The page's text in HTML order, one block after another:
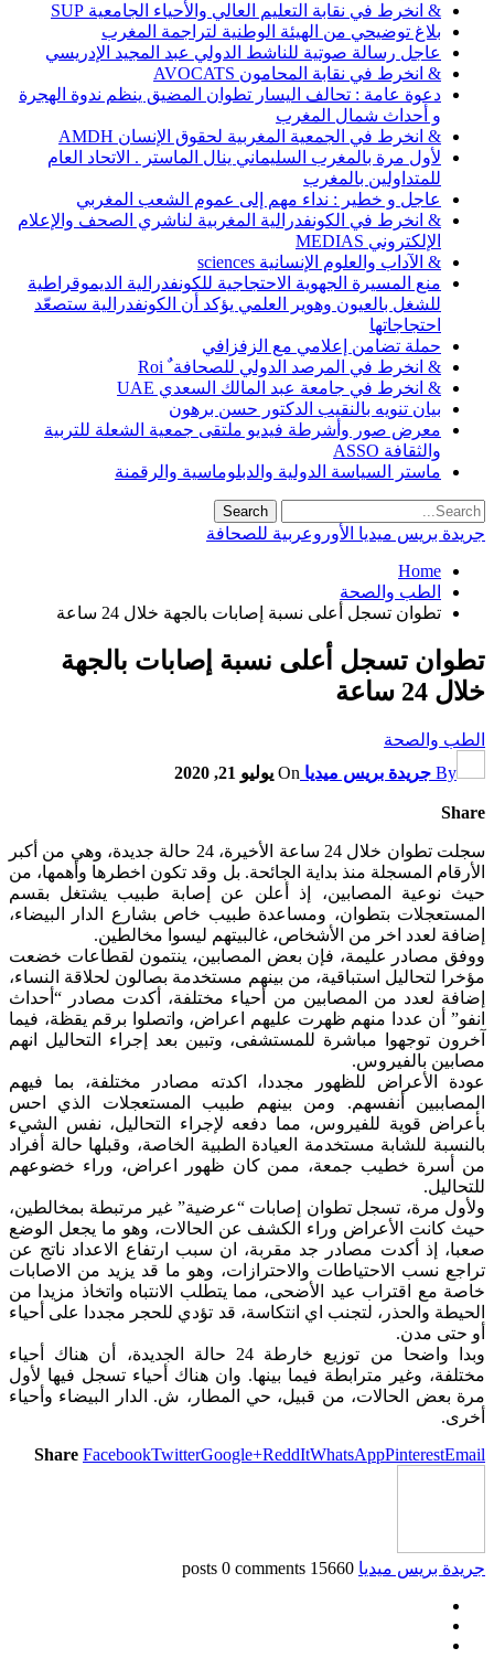
& انخرط في نقابة التعليم العالي والأحياء الجامعية SUP
بلاغ توضيحي من الهيئة الوطنية لتراجمة المغرب
عاجل رسالة صوتية للناشط الدولي عبد المجيد الإدريسي
& انخرط في نقابة المحامون AVOCATS
دعوة عامة : تحالف اليسار تطوان المضيق ينظم ندوة الهجرة
و أحداث شمال المغرب
& انخرط في الجمعية المغربية لحقوق الإنسان AMDH
لأول مرة بالمغرب السليماني ينال الماستر . الاتحاد العام
للمتداولين بالمغرب
عاجل و خطير : نداء مهم إلى عموم الشعب المغربي
& انخرط في الكونفدرالية المغربية لناشري الصحف والإعلام
الإلكتروني MEDIAS
& الآداب والعلوم الإنسانية sciences
منع المسيرة الجهوية الاحتجاجية للكونفدرالية الديموقراطية
للشغل بالعيون وهوير العلمي يؤكد أن الكونفدرالية ستصعّد
احتجاجاتها
حملة تضامن إعلامي مع الزفزافي
& انخرط في المرصد الدولي للصحافة ٌ Roi
& انخرط في جامعة عبد المالك السعدي UAE
بيان تنويه بالنقيب الدكتور حسن برهون
معرض صور وأشرطة فيديو ملتقى جمعية الشعلة للتربية
والثقافة ASSO
ماستر السياسة الدولية والدبلوماسية والرقمنة
جريدة بريس ميديا الأوروعربية للصحافة
Home
الطب والصحة
تطوان تسجل أعلى نسبة إصابات بالجهة خلال 24 ساعة
تطوان تسجل أعلى نسبة إصابات بالجهة
خلال 24 ساعة
الطب والصحة
By جريدة بريس ميديا On يوليو 21, 2020
Share
سجلت تطوان خلال 24 ساعة الأخيرة، 24 حالة جديدة، وهي من أكبر
الأرقام المسجلة منذ بداية الجائحة. بل وقد تكون اخطرها وأهمها، من
حيث نوعية المصابين، إذ أعلن عن إصابة طبيب يشتغل بقسم
المستعجلات بتطوان، ومساعدة طبيب خاص بشارع الدار البيضاء،
إضافة لعدد اخر من الأشخاص، غالبيتهم ليسوا مخالطين.
ووفق مصادر عليمة، فإن بعض المصابين، ينتمون لقطاعات خضعت
مؤخرا لتحاليل استباقية، من بينهم مستخدمة بصالون لحلاقة النساء،
إضافة لعدد من المصابين من أحياء مختلفة، أكدت مصادر “أحداث
انفو” أن عددا منهم ظهرت عليهم اعراض، واتصلوا برقم يقظة، فيما
آخرون توجهوا مباشرة للمستشفى، وتبين بعد إجراء التحاليل انهم
مصابين بالفيروس.
عودة الأعراض للظهور مجددا، اكدته مصادر مختلفة، بما فيهم
المصاببين أنفسهم. ومن بينهم طبيب المستعجلات الذي احس
بأعراض قوية للفيروس، مما دفعه لإجراء التحاليل، نفس الشيء
بالنسبة للشابة مستخدمة العيادة الطبية الخاصة، وقبلها حالة أفراد
من أسرة خطيب جمعة، ممن كان ظهور اعراض، وراء خضوعهم
للتحاليل.
ولأول مرة، تسجل تطوان إصابات “عرضية” غير مرتبطة بمخالطين،
حيث كانت الأعراض وراء الكشف عن الحالات، وهو ما يجعل الوضع
صعبا، إذ أكدت مصادر جد مقربة، ان سبب ارتفاع الاعداد ناتج عن
تراجع نسب الاحتياطات والاحترازات، وهو ما قد يزيد من الاصابات
خاصة مع اقتراب عيد الأضحى، مما يتطلب الانتباه واتخاذ مزيدا من
الحيطة والحذر، لتجنب اي انتكاسة، قد تؤدي للحجر مجددا على أحياء
أو حتى مدن.
وبدا واضحا من توزيع خارطة 24 حالة الجديدة، أن هناك أحياء
مختلفة، وغير مترابطة فيما بينها. وان هناك أحياء تسجل فيها لأول
مرة بعض الحالات، من قبيل، حي المطار، ش. الدار البيضاء وأحياء
أخرى.
Share FacebookTwitterGoogle+ReddItWhatsAppPinterestEmail
جريدة بريس ميديا 15660 posts
0 comments